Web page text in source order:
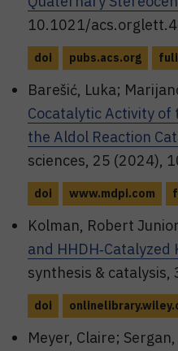
10.1021/
doi pubs.acs.org
Barešić, Luka;
Cocatalytic Activity
the Aldol Reaction
sciences, 25 (2024),
doi www.mdpi.com
Kolman, Robert
and
synthesis &
doi
Meyer, Claire;